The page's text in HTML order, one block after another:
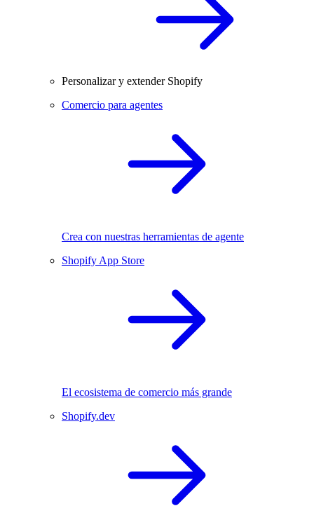
Personalizar y extender Shopify
Comercio para agentes
Crea con nuestras herramientas de agente
Shopify App Store
El ecosistema de comercio más grande
Shopify.dev